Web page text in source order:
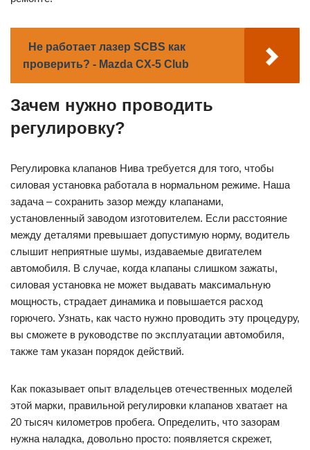
Не работает лазер SCBS как
проверить? - Mazda CX-5 Club
Зачем нужно проводить
регулировку?
Регулировка клапанов Нива требуется для того, чтобы
силовая установка работала в нормальном режиме. Наша
задача – сохранить зазор между клапанами,
установленный заводом изготовителем. Если расстояние
между деталями превышает допустимую норму, водитель
слышит неприятные шумы, издаваемые двигателем
автомобиля. В случае, когда клапаны слишком зажаты,
силовая установка не может выдавать максимальную
мощность, страдает динамика и повышается расход
горючего. Узнать, как часто нужно проводить эту процедуру,
вы сможете в руководстве по эксплуатации автомобиля,
также там указан порядок действий.
Как показывает опыт владельцев отечественных моделей
этой марки, правильной регулировки клапанов хватает на
20 тысяч километров пробега. Определить, что зазорам
нужна наладка, довольно просто: появляется скрежет,